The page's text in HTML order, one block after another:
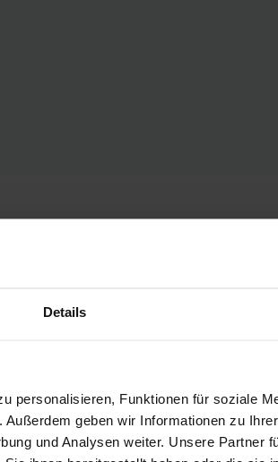
Details
personalisieren, Funktionen für soziale
geben wir Informationen zu
und Analysen weiter. Unsere Partner